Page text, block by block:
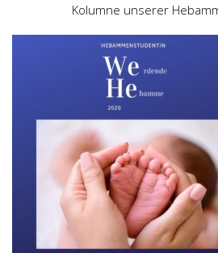
Kolumne unserer